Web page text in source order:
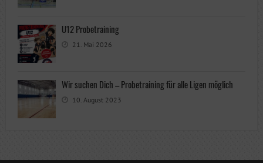
U12 Probetraining
21. Mai 2026
Wir suchen Dich – Probetraining für alle Ligen möglich
10. August 2023